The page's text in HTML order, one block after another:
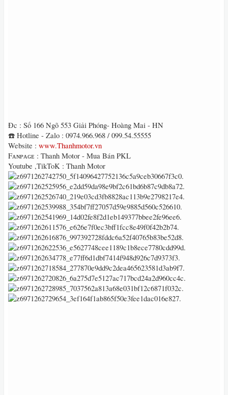
Đc : Số 166 Ngõ 553 Giải Phóng- Hoàng Mai - HN
☎️ Hotline - Zalo : 0974.966.968 / 099.54.55555
Website : www.Thanhmotor.vn
Fᴀɴᴘᴀɢᴇ : Thanh Motor - Mua Bán PKL
Youtube ,TikToK : Thanh Motor